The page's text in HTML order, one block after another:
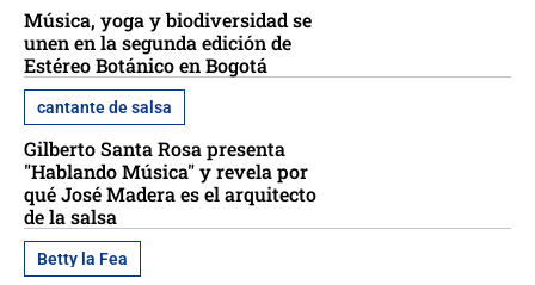
Música, yoga y biodiversidad se
unen en la segunda edición de
Estéreo Botánico en Bogotá
cantante de salsa
Gilberto Santa Rosa presenta
"Hablando Música" y revela por
qué José Madera es el arquitecto
de la salsa
Betty la Fea